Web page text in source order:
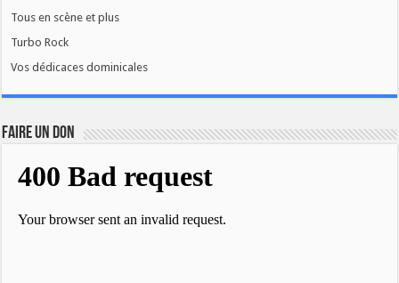
Tous en scène et plus
Turbo Rock
Vos dédicaces dominicales
FAIRE UN DON